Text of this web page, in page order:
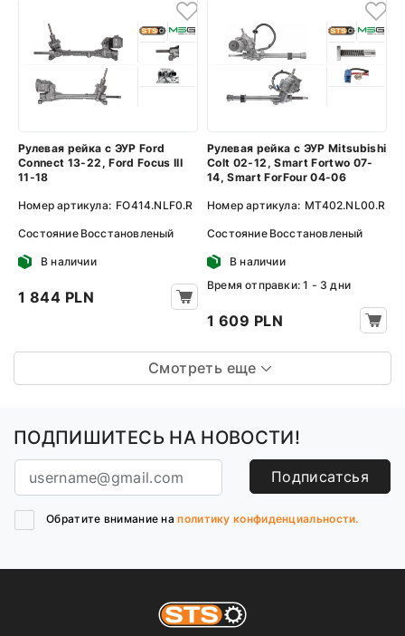
Рулевая рейка с ЭУР Ford
Connect 13-22, Ford Focus III
11-18
Номер артикула: FO414.NLF0.R
Состояние Восстановленый
В наличии
1 844 PLN
Рулевая рейка с ЭУР Mitsubishi
Colt 02-12, Smart Fortwo 07-
14, Smart ForFour 04-06
Номер артикула: MT402.NL00.R
Состояние Восстановленый
В наличии
Время отправки: 1 - 3 дни
1 609 PLN
Смотреть еще
ПОДПИШИТЕСЬ НА НОВОСТИ!
Подписатсья
Обратите внимание наполитику конфиденциальности.